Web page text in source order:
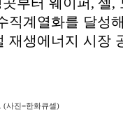
직계열화를 달성
재생에너지 시장
(사진=한화큐셀)